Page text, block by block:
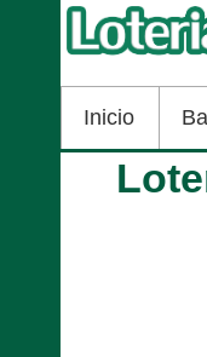
Inicio